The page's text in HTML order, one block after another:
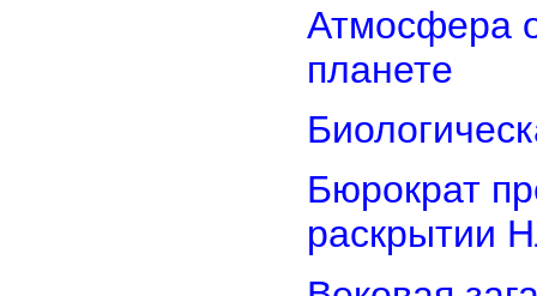
Атмосфера
планете
Бюрократ
раскрытии